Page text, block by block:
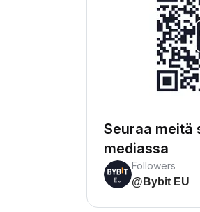
Seuraa meitä
mediassa
Followers
@Bybit EU